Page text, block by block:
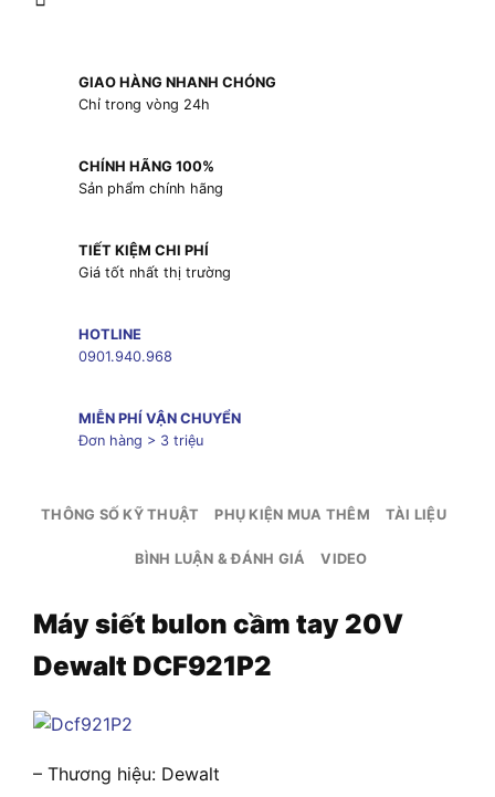
GIAO HÀNG NHANH CHÓNG
Chỉ trong vòng 24h
CHÍNH HÃNG 100%
Sản phẩm chính hãng
TIẾT KIỆM CHI PHÍ
Giá tốt nhất thị trường
HOTLINE
0901.940.968
MIỄN PHÍ VẬN CHUYỂN
Đơn hàng > 3 triệu
THÔNG SỐ KỸ THUẬT PHỤ KIỆN MUA THÊM TÀI LIỆU
BÌNH LUẬN & ĐÁNH GIÁ VIDEO
Máy siết bulon cầm tay 20V
Dewalt DCF921P2
– Thương hiệu: Dewalt